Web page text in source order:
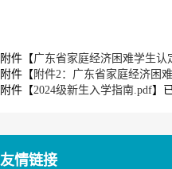
附件【广东省家庭经济困难学生认
附件【附件2：广东省家庭经济困
附件【2024级新生入学指南.pdf】
友情链接